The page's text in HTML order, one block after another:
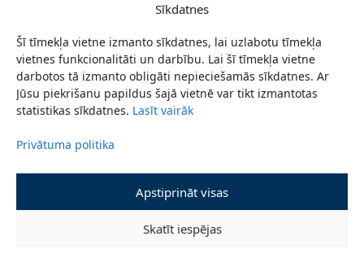
Sīkdatnes
Šī tīmekļa vietne izmanto sīkdatnes, lai uzlabotu tīmekļa
vietnes funkcionalitāti un darbību. Lai šī tīmekļa vietne
darbotos tā izmanto obligāti nepieciešamās sīkdatnes. Ar
Jūsu piekrišanu papildus šajā vietnē var tikt izmantotas
statistikas sīkdatnes. Lasīt vairāk
Privātuma politika
Apstiprināt visas
Skatīt iespējas
unikālu mantojumu pilsētas ainavā. Sīkāka informācija par
“100 m x 7?” procesuālā mākslas darba apskate. Autori:
Valmieras 2. vidusskolas skolēni sadarbībā ar Praktisko
pētījumu platformu “Māksla”. Norises vietas: Dzirnavu
ezeriņa promenāde – Ziloņu iela (13.–15.04.), laukums starp
Valmieras Kultūras centru un t/c “Valleta” (16.04.), Vecpuišu
attīstības centra iekšpagalms (18.–19.04.). Vai mākslai jābūt
ģeometrija ir māksla? Pārvietojamo, mainīgo instalāciju
“100 m x 7?” Praktisko pētījumu platforma “Māksla” (PPPM)
izstrādā sadarbībā ar Valmieras 2. vidusskolas skolēniem,
pārvieto, izvietojot dažādās vietās Valmierā. Instalācija